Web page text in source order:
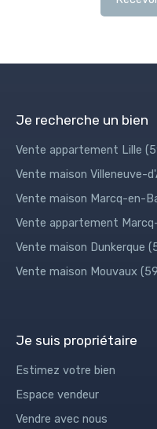
Je recherche un bien
Vente appartement Lille
Vente maison Villeneuve-
Vente maison Marcq-en-
Vente appartement
Vente maison Dunkerque
Vente maison Mouvaux
Je suis propriétaire
Estimez votre bien
Espace vendeur
Vendre avec nous